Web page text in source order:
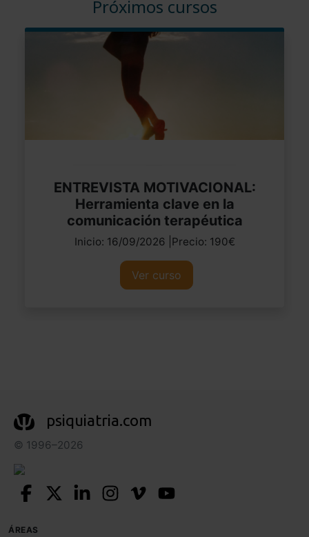
Próximos cursos
ENTREVISTA MOTIVACIONAL:
Herramienta clave en la
comunicación terapéutica
Inicio: 16/09/2026 |Precio: 190€
Ver curso
psiquiatria.com
© 1996–2026
ÁREAS